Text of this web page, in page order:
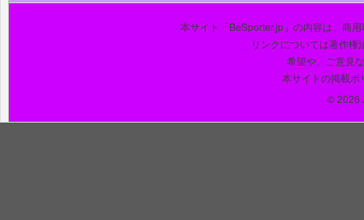
本サイト「BeSporter.jp」の内容は、商
リンクについては著作権
希望や、ご意見
本サイトの掲載ポ
© 2026